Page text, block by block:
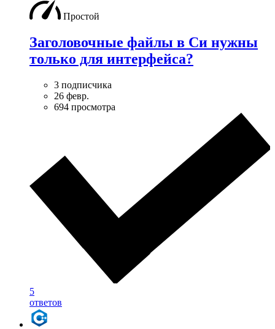
Простой
Заголовочные файлы в Си нужны
только для интерфейса?
3 подписчика
26 февр.
694 просмотра
5
ответов